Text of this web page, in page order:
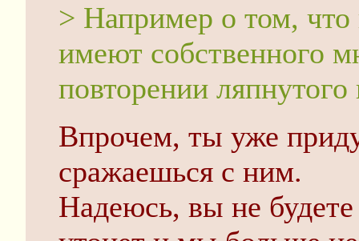
> Например о том,
имеют собственного
повторении ляпнутого
Впрочем, ты уже
сражаешься с ним.
Надеюсь, вы не будете